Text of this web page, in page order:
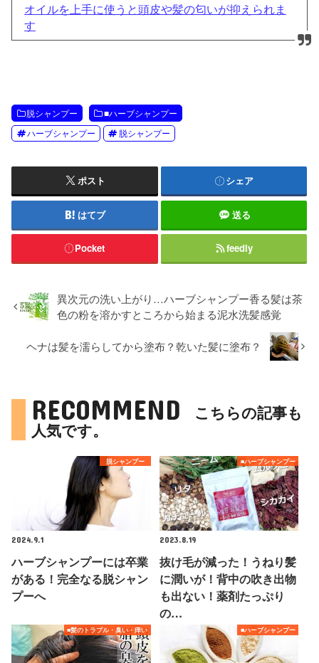
オイルを上手に使うと頭皮や髪の匂いが抑えられま
す
脱シャンプー
■ハーブシャンプー
ハーブシャンプー
脱シャンプー
ポスト シェア
はてブ 送る
Pocket feedly
異次元の洗い上がり…ハーブシャンプー香る髪は茶
色の粉を溶かすところから始まる泥水洗髪感覚
ヘナは髪を濡らしてから塗布？乾いた髪に塗布？
RECOMMEND
こちらの記事も
人気です。
脱シャンプー
2024.9.1
ハーブシャンプーには卒業
がある！完全なる脱シャン
プーへ
■ハーブシャンプー
2023.8.19
抜け毛が減った！うねり髪
に潤いが！背中の吹き出物
も出ない！薬剤たっぷり
の…
■髪のトラブル・臭い・痒い ■ハーブシャンプー